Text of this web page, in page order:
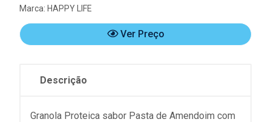
Marca: HAPPY LIFE
Ver Preço
Descrição
Granola Proteica sabor Pasta de Amendoim com